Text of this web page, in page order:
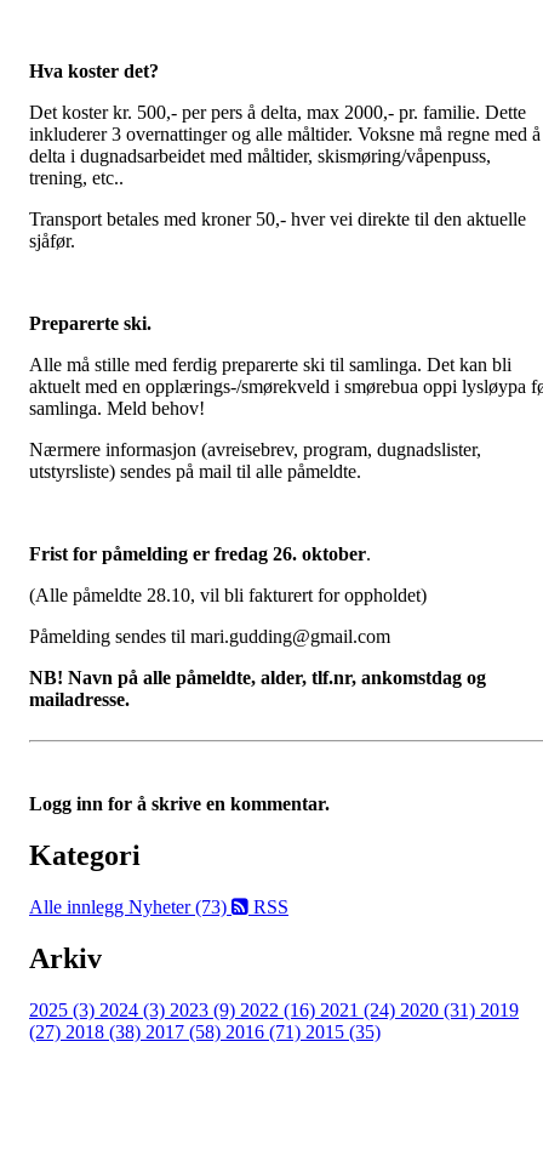
Hva koster det?
Det koster kr. 500,- per pers å delta, max 2000,- pr. familie. Dette
inkluderer 3 overnattinger og alle måltider. Voksne må regne med å
delta i dugnadsarbeidet med måltider, skismøring/våpenpuss,
trening, etc..
Transport betales med kroner 50,- hver vei direkte til den aktuelle
sjåfør.
Preparerte ski.
Alle må stille med ferdig preparerte ski til samlinga. Det kan bli
aktuelt med en opplærings-/smørekveld i smørebua oppi lysløypa
samlinga. Meld behov!
Nærmere informasjon (avreisebrev, program, dugnadslister,
utstyrsliste) sendes på mail til alle påmeldte.
Frist for påmelding er fredag 26. oktober.
(Alle påmeldte 28.10, vil bli fakturert for oppholdet)
Påmelding sendes til mari.gudding@gmail.com
NB! Navn på alle påmeldte, alder, tlf.nr, ankomstdag og
mailadresse.
Logg inn for å skrive en kommentar.
Kategori
Alle innlegg Nyheter (73) RSS
Arkiv
2025 (3) 2024 (3) 2023 (9) 2022 (16) 2021 (24) 2020 (31) 2019
(27) 2018 (38) 2017 (58) 2016 (71) 2015 (35)